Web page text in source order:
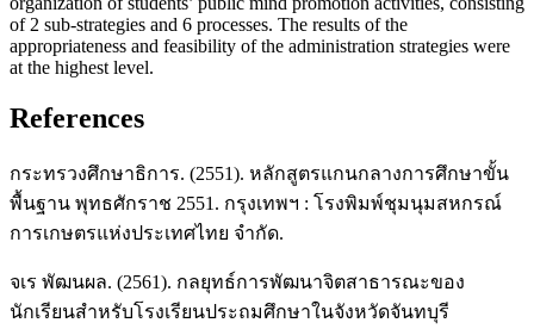
of 2 sub-strategies and 6 processes. The results of the
appropriateness and feasibility of the administration strategies were
at the highest level.
References
กระทรวงศึกษาธิการ. (2551). หลักสูตรแกนกลางการศึกษาขั้น
พื้นฐาน พุทธศักราช 2551. กรุงเทพฯ : โรงพิมพ์ชุมนุมสหกรณ์
การเกษตรแห่งประเทศไทย จำกัด.
จเร พัฒนผล. (2561). กลยุทธ์การพัฒนาจิตสาธารณะของ
นักเรียนสำหรับโรงเรียนประถมศึกษาในจังหวัดจันทบุรี